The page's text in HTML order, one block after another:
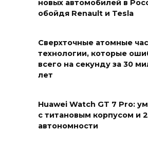
новых автомобилей в
обойдя Renault и Tesla
Сверхточные атомные
технологии, которые
всего на секунду за 30
лет
Huawei Watch GT 7 Pro:
с титановым корпусом и
автономности